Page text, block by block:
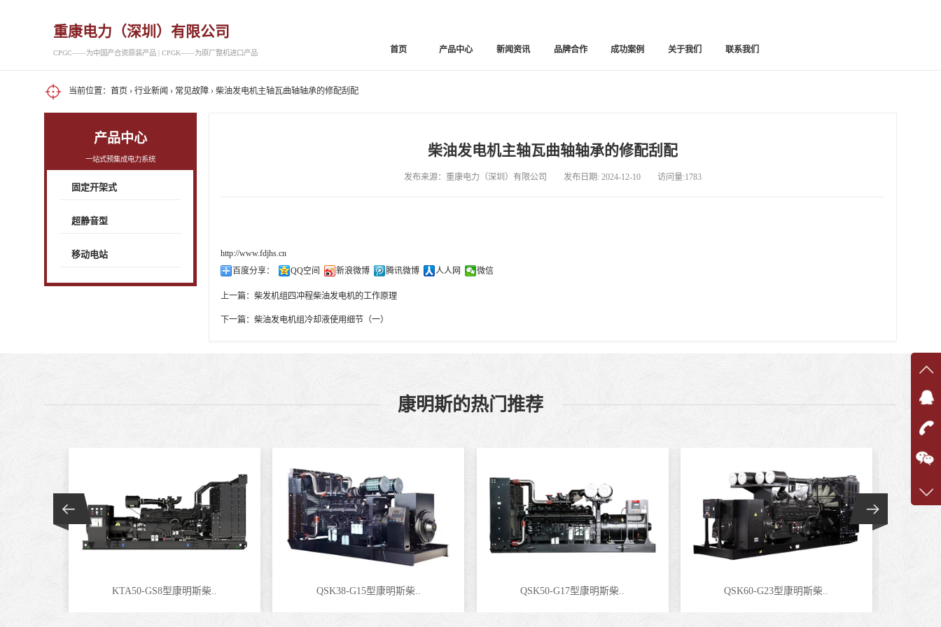
重康电力（深圳）有限公司
CPGC——为中国产合资原装产品 | CPGK——为原厂整机进口产品 首页 产品中心 新闻资讯 品牌合作 成功案例 关于我们 联系我们
当前位置： 首页 › 行业新闻 › 常见故障› 柴油发电机主轴瓦曲轴轴承的修配刮配
产品中心
一站式预集成电力系统
固定开架式
超静音型
移动电站
柴油发电机主轴瓦曲轴轴承的修配刮配
发布来源：重康电力（深圳）有限公司 发布日期: 2024-12-10 访问量:1783
http://www.fdjhs.cn
百度分享：
QQ空间 新浪微博 腾讯微博 人人网 微信
上一篇：柴发机组四冲程柴油发电机的工作原理
下一篇：柴油发电机组冷却液使用细节（一）
康明斯的热门推荐
KTA50-GS8型康明斯柴.. QSK38-G15型康明斯柴.. QSK50-G17型康明斯柴.. QSK60-G23型康明斯柴..
在线
在
咨询
客服